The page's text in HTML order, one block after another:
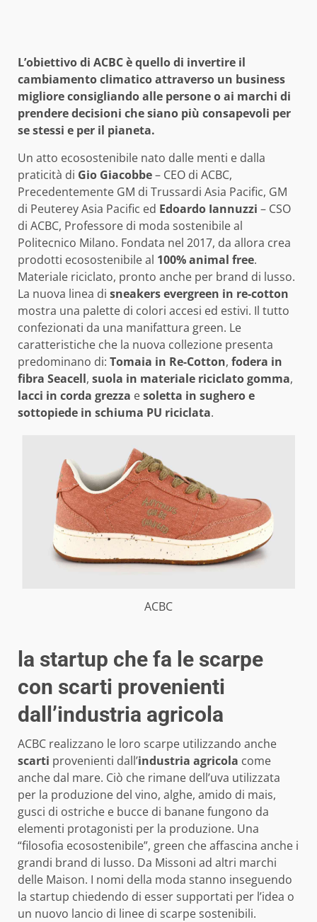
L’obiettivo di ACBC è quello di invertire il
cambiamento climatico attraverso un business
migliore consigliando alle persone o ai marchi di
prendere decisioni che siano più consapevoli per
se stessi e per il pianeta.
Un atto ecosostenibile nato dalle menti e dalla
praticità di Gio Giacobbe– CEO di ACBC,
Precedentemente GM di Trussardi Asia Pacific, GM
di Peuterey Asia Pacific ed Edoardo Iannuzzi – CSO
di ACBC, Professore di moda sostenibile al
Politecnico Milano. Fondata nel 2017, da allora crea
prodotti ecosostenibile al 100% animal free.
Materiale riciclato, pronto anche per brand di lusso.
La nuova linea di sneakers evergreen in re-cotton
mostra una palette di colori accesi ed estivi. Il tutto
confezionati da una manifattura green. Le
caratteristiche che la nuova collezione presenta
predominano di: Tomaia in Re-Cotton, fodera in
fibra Seacell, suola in materiale riciclato gomma,
lacci in corda grezza esoletta in sughero e
sottopiede in schiuma PU riciclata.
ACBC
la startup che fa le scarpe
con scarti provenienti
dall’industria agricola
ACBC realizzano le loro scarpe utilizzando anche
scarti provenienti dall’industria agricola come
anche dal mare. Ciò che rimane dell’uva utilizzata
per la produzione del vino, alghe, amido di mais,
gusci di ostriche e bucce di banane fungono da
elementi protagonisti per la produzione. Una
“filosofia ecosostenibile”, green che affascina anche i
grandi brand di lusso. Da Missoni ad altri marchi
delle Maison. I nomi della moda stanno inseguendo
la startup chiedendo di esser supportati per l’idea o
un nuovo lancio di linee di scarpe sostenibili.